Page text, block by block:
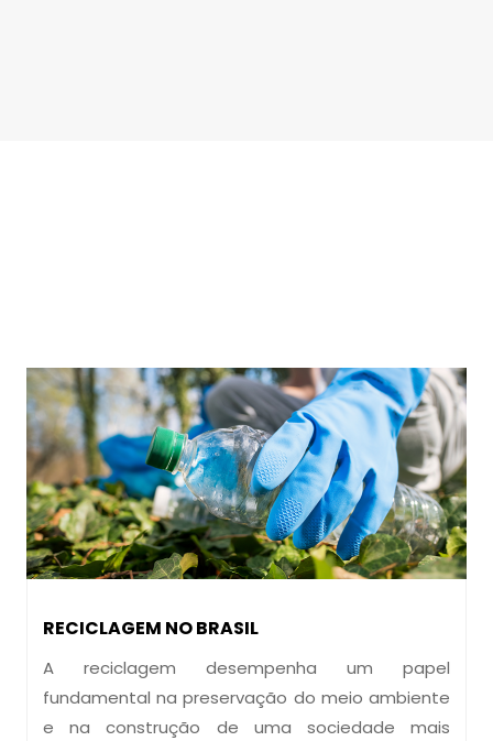
RECICLAGEM NO BRASIL
A reciclagem desempenha um papel
fundamental na preservação do meio ambiente
e na construção de uma sociedade mais